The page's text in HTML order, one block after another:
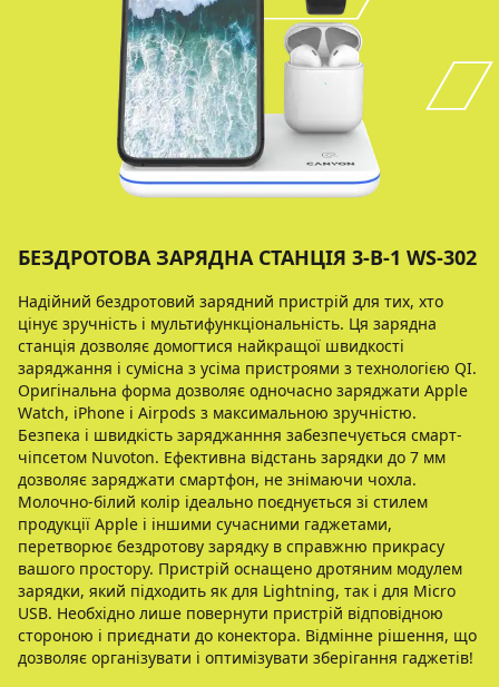
БЕЗДРОТОВА ЗАРЯДНА СТАНЦІЯ 3-В-1 WS-302
Надійний бездротовий зарядний пристрій для тих, хто
цінує зручність і мультифункціональність. Ця зарядна
станція дозволяє домогтися найкращої швидкості
заряджання і сумісна з усіма пристроями з технологією QI.
Оригінальна форма дозволяє одночасно заряджати Apple
Watch, iPhone і Airpods з максимальною зручністю.
Безпека і швидкість заряджанння забезпечується смарт-
чіпсетом Nuvoton. Ефективна відстань зарядки до 7 мм
дозволяє заряджати смартфон, не знімаючи чохла.
Молочно-білий колір ідеально поєднується зі стилем
продукції Apple і іншими сучасними гаджетами,
перетворює бездротову зарядку в справжню прикрасу
вашого простору. Пристрій оснащено дротяним модулем
зарядки, який підходить як для Lightning, так і для Micro
USB. Необхідно лише повернути пристрій відповідною
стороною і приєднати до конектора. Відмінне рішення, що
дозволяє організувати і оптимізувати зберігання гаджетів!